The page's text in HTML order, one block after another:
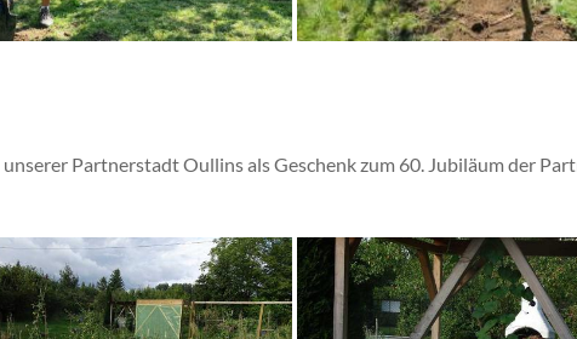
Partnerstadt Oullins als Geschenk zum 60. Jubiläum der